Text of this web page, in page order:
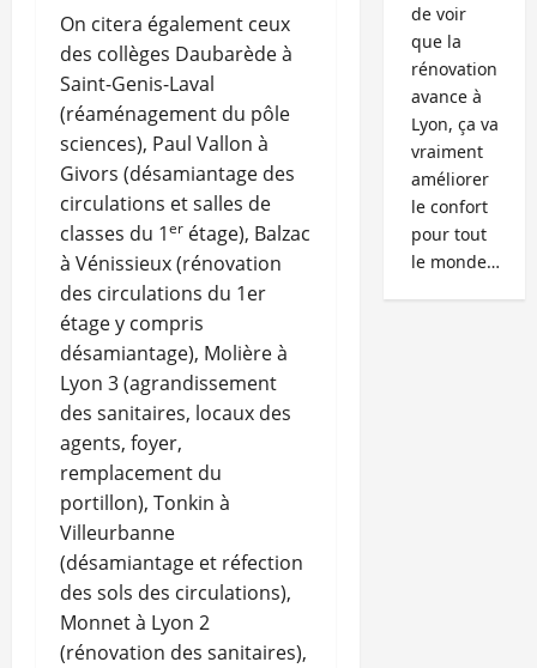
On citera également ceux
des collèges Daubarède à
Saint-Genis-Laval
(réaménagement du pôle
sciences), Paul Vallon à
Givors (désamiantage des
circulations et salles de
classes du 1er étage), Balzac
à Vénissieux (rénovation
des circulations du 1er
étage y compris
désamiantage), Molière à
Lyon 3 (agrandissement
des sanitaires, locaux des
agents, foyer,
remplacement du
portillon), Tonkin à
Villeurbanne
(désamiantage et réfection
des sols des circulations),
Monnet à Lyon 2
(rénovation des sanitaires),
de voir
que la
rénovation
avance à
Lyon, ça va
vraiment
améliorer
le confort
pour tout
le monde…